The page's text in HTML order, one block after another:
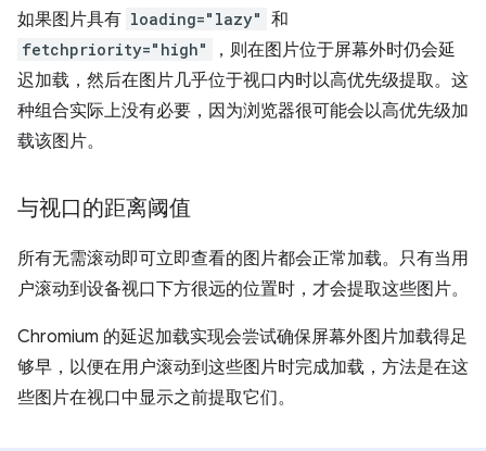
如果图片具有 loading="lazy" 和
fetchpriority="high"
，则在图片位于屏幕外时仍会延
迟加载，然后在图片几乎位于视口内时以高优先级提取。这
种组合实际上没有必要，因为浏览器很可能会以高优先级加
载该图片。
与视口的距离阈值
所有无需滚动即可立即查看的图片都会正常加载。只有当用
户滚动到设备视口下方很远的位置时，才会提取这些图片。
Chromium 的延迟加载实现会尝试确保屏幕外图片加载得足
够早，以便在用户滚动到这些图片时完成加载，方法是在这
些图片在视口中显示之前提取它们。